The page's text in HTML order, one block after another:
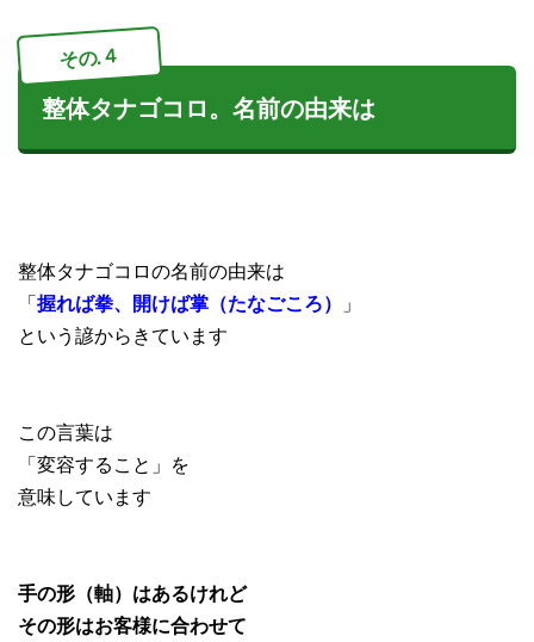
その.４
整体タナゴコロ。名前の由来は
整体タナゴコロの名前の由来は
「握れば拳、開けば掌（たなごころ）
」
という諺からきています
この言葉は
「変容すること」を
意味しています
手の形（軸）はあるけれど
その形はお客様に合わせて